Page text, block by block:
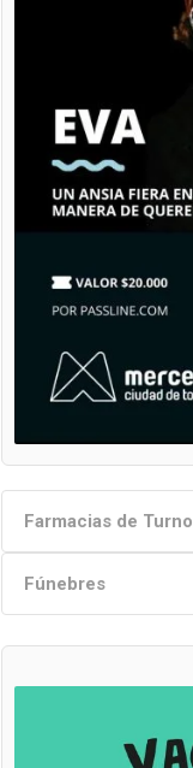
Farmacias de Turno
Fúnebres